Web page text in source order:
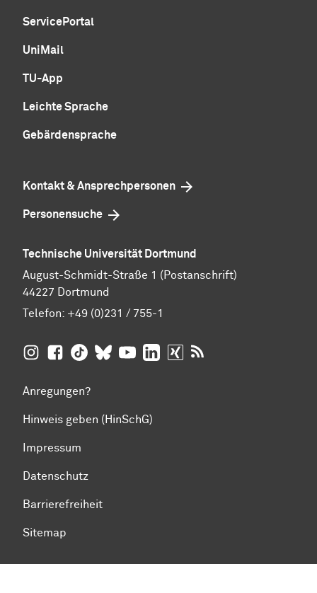
ServicePortal
UniMail
TU-App
Leichte Sprache
Gebärdensprache
Kontakt & Ansprechpersonen
Personensuche
Technische Universität Dortmund
August-Schmidt-Straße 1 (Postanschrift)
44227 Dortmund
Telefon: +49 (0)231 / 755-1
TU Dortmund auf Insta­gram
TU Dortmund auf Facebook
TU Dortmund auf TikTok
TU Dortmund auf BlueSky
TU Dortmund auf YouTube
TU Dortmund auf LinkedIn
TU Dortmund auf XING
Anregungen?
Hinweis geben (HinSchG)
Impressum
Datenschutz
Barrierefreiheit
Sitemap